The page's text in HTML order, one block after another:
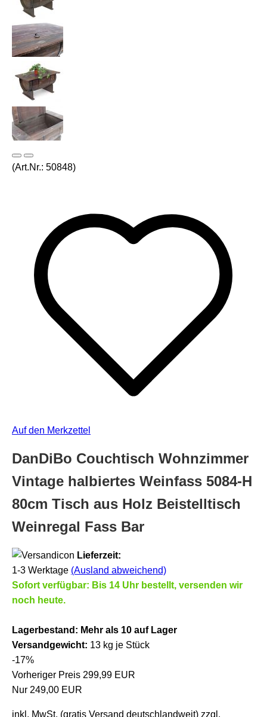
(Art.Nr.: 50848)
Auf den Merkzettel
DanDiBo Couchtisch Wohnzimmer
Vintage halbiertes Weinfass 5084-H
80cm Tisch aus Holz Beistelltisch
Weinregal Fass Bar
Lieferzeit:
1-3 Werktage (Ausland abweichend)
Sofort verfügbar: Bis 14 Uhr bestellt, versenden wir
noch heute.
Lagerbestand: Mehr als 10 auf Lager
Versandgewicht: 13 kg je Stück
-17%
Vorheriger Preis 299,99 EUR
Nur 249,00 EUR
inkl. MwSt. (gratis Versand deutschlandweit) zzgl.